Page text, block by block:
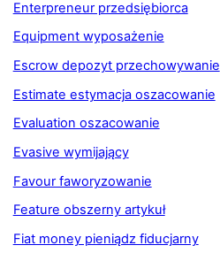
Enterpreneur przedsiębiorca
Equipment wyposażenie
Escrow depozyt przechowywanie
Estimate estymacja oszacowanie
Evaluation oszacowanie
Evasive wymijający
Favour faworyzowanie
Feature obszerny artykuł
Fiat money pieniądz fiducjarny